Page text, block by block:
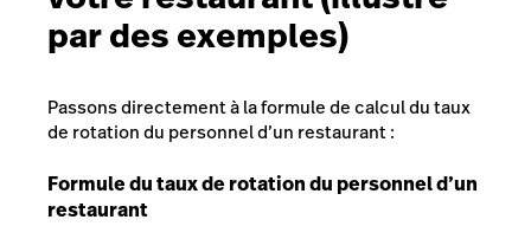
par des exemples)
Passons directement à la formule de calcul du taux
de rotation du personnel d’un restaurant :
Formule du taux de rotation du personnel d’un
restaurant